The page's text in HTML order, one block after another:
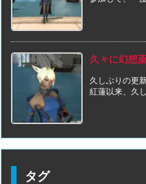
久々に幻想
久しぶりの更
紅蓮以来、久
タグ